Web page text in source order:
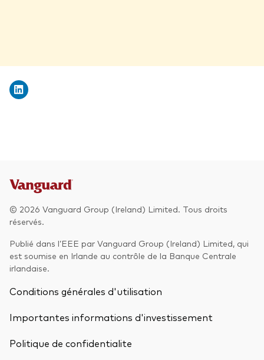
© 2026 Vanguard Group (Ireland) Limited. Tous droits
réservés.
Publié dans l’EEE par Vanguard Group (Ireland) Limited, qui
est soumise en Irlande au contrôle de la Banque Centrale
irlandaise.
Conditions générales d'utilisation
Importantes informations d'investissement
Politique de confidentialite